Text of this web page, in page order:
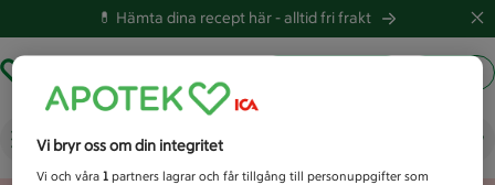
💊 Hämta dina recept här -alltid fri frakt
Vad letar du efter idag?
Vi bryr oss om din integritet
Vi och våra1 partners lagrar och får tillgång till personuppgifter som